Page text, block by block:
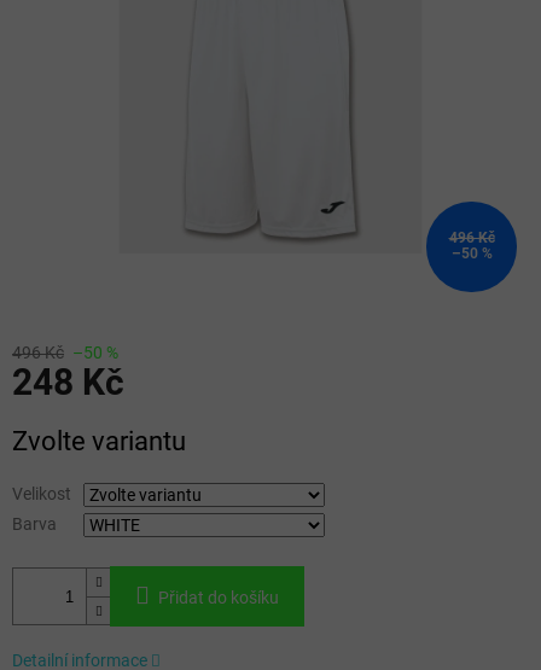
496 Kč
–50 %
496 Kč –50 %
248 Kč
cena:
Zvolte variantu
Velikost
Barva
Přidat do košíku
Detailní informace